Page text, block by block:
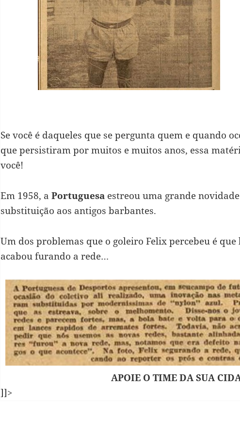
Se você é daqueles que se pergunta quem e quando
que persistiram por muitos e muitos anos, essa
você!
Em 1958, a Portuguesaestreou uma grande
substituição aos antigos barbantes.
Um dos problemas que o goleiro Felix percebeu é
acabou furando a rede…
APOIE O TIME DA SUA
]]>